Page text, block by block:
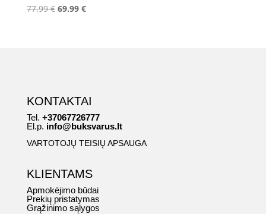
77.99€ Original
69.99 €Current
KONTAKTAI
Tel. +37067726777
El.p. info@buksvarus.lt
VARTOTOJŲ TEISIŲ APSAUGA
KLIENTAMS
Apmokėjimo būdai
Prekių pristatymas
Grąžinimo sąlygos